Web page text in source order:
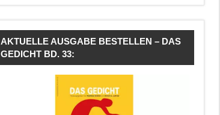
AKTUELLE AUSGABE BESTELLEN – DAS
GEDICHT BD. 33: